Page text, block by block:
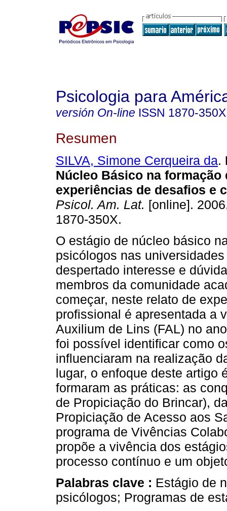
Psicologia para
versión On-line ISSN 1870-350X
Resumen
SILVA, Simone Cerqueira da.
Núcleo Básico na
experiências de desafios e
Psicol. Am. Lat. [online].
1870-350X.
O estágio de núcleo básico
psicólogos nas
despertado interesse e
membros da comunidade
começar, neste relato de
profissional é apresentada a
Auxilium de Lins (FAL) no
foi possível identificar como
influenciaram na realização
lugar, o enfoque deste artigo
formaram as práticas: as
de Propiciação do Brincar),
Propiciação de Acesso aos
programa de Vivências
propõe a vivência dos
processo contínuo e um
Palabras clave : Estágio de
psicólogos; Programas de